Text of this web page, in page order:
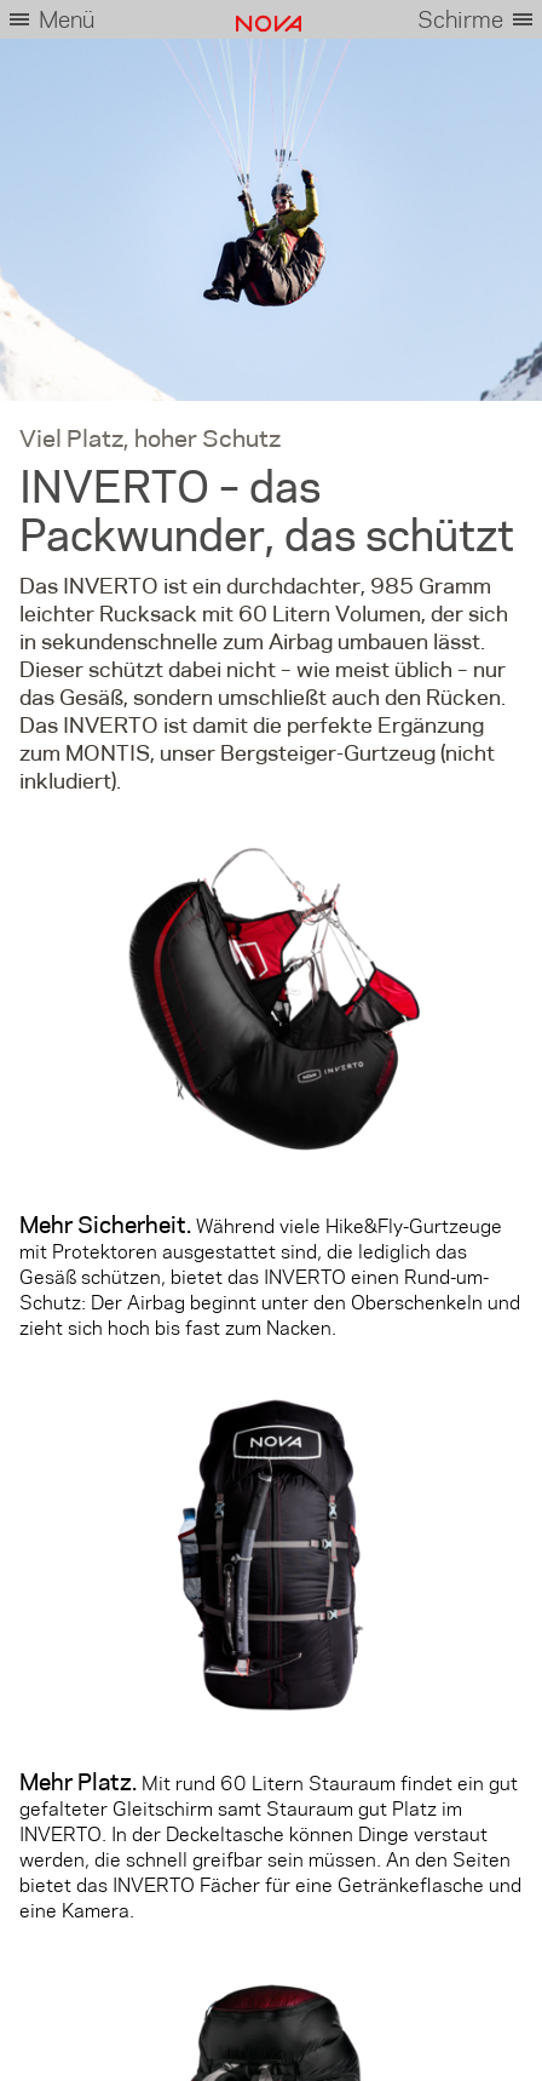
Menü Schirme
Viel Platz, hoher Schutz
INVERTO – das
Packwunder, das schützt
Das INVERTO ist ein durchdachter, 985 Gramm
leichter Rucksack mit 60 Litern Volumen, der sich
in sekundenschnelle zum Airbag umbauen lässt.
Dieser schützt dabei nicht – wie meist üblich – nur
das Gesäß, sondern umschließt auch den Rücken.
Das INVERTO ist damit die perfekte Ergänzung
zum MONTIS, unser Bergsteiger-Gurtzeug (nicht
inkludiert).
Mehr Sicherheit.Während viele Hike&Fly-Gurtzeuge
mit Protektoren ausgestattet sind, die lediglich das
Gesäß schützen, bietet das INVERTO einen Rund-um-
Schutz: Der Airbag beginnt unter den Oberschenkeln und
zieht sich hoch bis fast zum Nacken.
Mehr Platz Mit rund 60 Litern Stauraum findet ein gut
gefalteter Gleitschirm samt Stauraum gut Platz im
INVERTO. In der Deckeltasche können Dinge verstaut
werden, die schnell greifbar sein müssen. An den Seiten
bietet das INVERTO Fächer für eine Getränkeflasche und
eine Kamera.